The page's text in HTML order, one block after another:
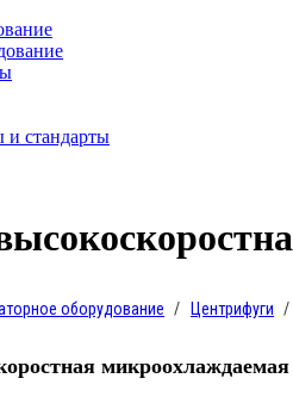
и стандарты
оборудование Центрифуги